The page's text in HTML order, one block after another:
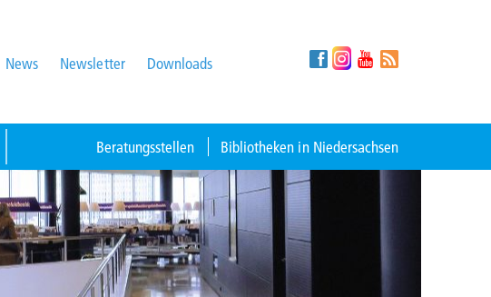
News Newsletter Downloads
Beratungsstellen Bibliotheken in Niedersachsen